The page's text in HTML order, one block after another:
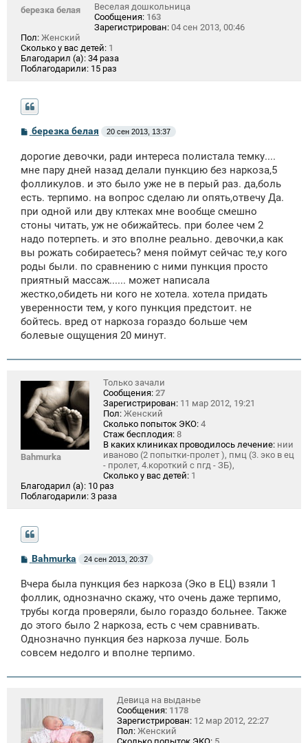
березка белая
Веселая дошкольница
Сообщения: 163
Зарегистрирован: 04 сен 2013, 00:46
Пол: Женский
Сколько у вас детей: 1
Благодарил (а): 34 раза
Поблагодарили: 15 раз
С
о
б
щ
н
и
березка белая 20 сен 2013, 13:37
дорогие девочки, ради интереса полистала темку....
мне пару дней назад делали пункцию без наркоза,5
фолликулов. и это было уже не в перый раз. да,боль
есть. терпимо. на вопрос сделаю ли опять,отвечу Да.
при одной или дву клтеках мне вообще смешно
стоны читать, уж не обижайтесь. при более чем 2
надо потерпеть. и это вполне реально. девочки,а как
вы рожать собираетесь? меня поймут сейчас те,у кого
роды были. по сравнению с ними пункция просто
приятный массаж...... может написала
жестко,обидеть ни кого не хотела. хотела придать
уверенности тем, у кого пункция предстоит. не
бойтесь. вред от наркоза гораздо больше чем
болевые ощущения 20 минут.
Bahmurka
Только зачали
Сообщения: 27
Зарегистрирован: 11 мар 2012, 19:21
Пол: Женский
Сколько попыток ЭКО: 4
Стаж бесплодия: 8
В каких клиниках проводилось лечение: нии
иваново (2 попытки-пролет ), пмц (3. эко в ец
- пролет, 4.короткий с пгд - ЗБ),
Сколько у вас детей: 1
Благодарил (а): 10 раз
Поблагодарили: 3 раза
С
о
б
щ
н
и
Bahmurka 24 сен 2013, 20:37
Вчера была пункция без наркоза (Эко в ЕЦ) взяли 1
фоллик, однозначно скажу, что очень даже терпимо,
трубы когда проверяли, было гораздо больнее. Также
до этого было 2 наркоза, есть с чем сравнивать.
Однозначно пункция без наркоза лучше. Боль
совсем недолго и вполне терпимо.
Девица на выданье
Сообщения: 1178
Зарегистрирован: 12 мар 2012, 22:27
Пол: Женский